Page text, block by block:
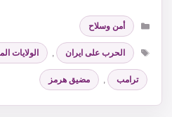
التصنيفات
أمن وسلاح
الوسوم
الحرب على ايران , الولايات
ترامب , مضيق هرمز